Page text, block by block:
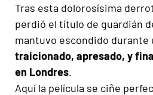
Tras esta dolorosísima
perdió el título de guardián
mantuvo escondido
traicionado, apresado, y
en Londres.
Aquí la película se ciñe